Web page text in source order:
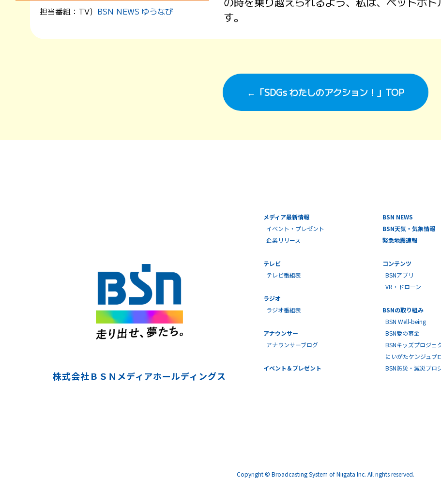
す。
担当番組： TV） BSN NEWS ゆうなび
←「SDGs わたしのアクション！」TOP
株式会社ＢＳＮメディアホールディングス
メディア最新情報
イベント・プレゼント
企業リリース
テレビ
テレビ番組表
ラジオ
ラジオ番組表
アナウンサー
アナウンサーブログ
イベント＆プレゼント
BSN NEWS
BSN天気・気象情報
緊急地震速報
コンテンツ
BSNアプリ
VR・ドローン
BSNの取り組み
BSN Well-being
BSN愛の募金
BSNキッズプロジェ
にいがたケンジュプ
BSN防災・減災プロ
Copyright © Broadcasting System of Niigata Inc. All rights reserved.